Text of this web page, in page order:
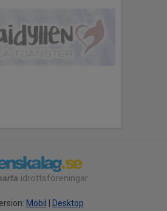
idrottsföreningar
Mobil Desktop